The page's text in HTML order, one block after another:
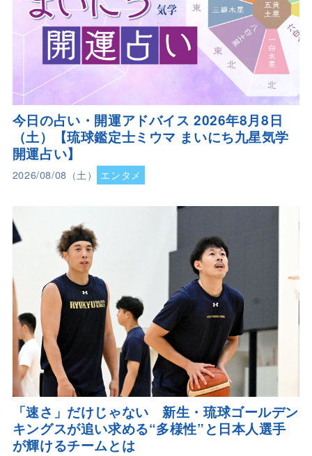
今日の占い・開運アドバイス 2026年8月8日
（土）【琉球鑑定士ミウマ まいにち九星気学
開運占い】
2026/08/08（土） エンタメ
「速さ」だけじゃない 新生・琉球ゴールデン
キングスが追い求める“多様性”と日本人選手
が輝けるチームとは